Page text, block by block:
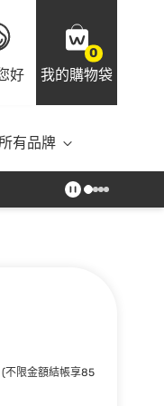
好
0
我的購物袋
所有品牌
(不限金額結帳享85